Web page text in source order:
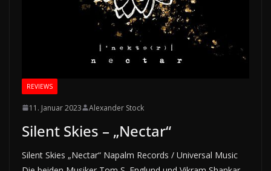
REVIEWS
11. Januar 2023 Alexander Stock
Silent Skies – „Nectar“
Silent Skies „Nectar“ Napalm Records / Universal Music